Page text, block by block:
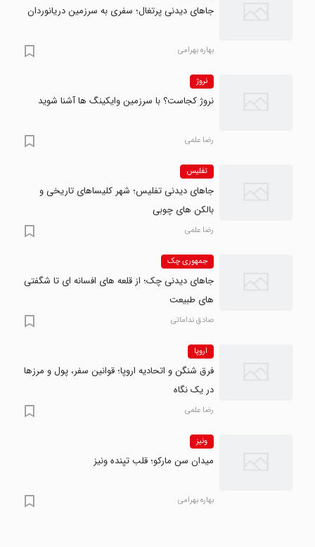
جاهای دیدنی پرتغال؛ سفری به سرزمین دریانوردان
بهاره بهرامی
نروژ
نروژ کجاست؟ با سرزمین وایکینگ ها آشنا شوید
رضا علمی
تفلیس
جاهای دیدنی تفلیس؛ شهر کلیساهای تاریخی و
بالکن های چوبی
رضا علمی
جمهوری چک
جاهای دیدنی چک؛ از قلعه های افسانه ای تا شگفتی
های طبیعت
صادق نداماتی
اروپا
فرق شنگن و اتحادیه اروپا؛ قوانین سفر، پول و مرزها
در یک نگاه
رضا علمی
ونیز
میدان سن مارکو؛ قلب تپنده ونیز
بهاره بهرامی